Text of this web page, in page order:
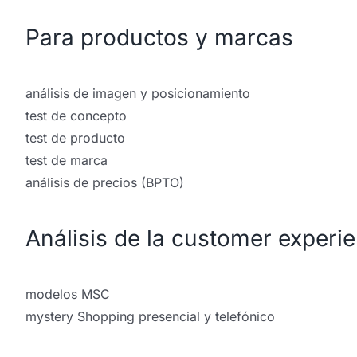
Para productos y marcas
análisis de imagen y posicionamiento
test de concepto
test de producto
test de marca
análisis de precios (BPTO)
Análisis de la customer
modelos MSC
mystery Shopping presencial y telefónico